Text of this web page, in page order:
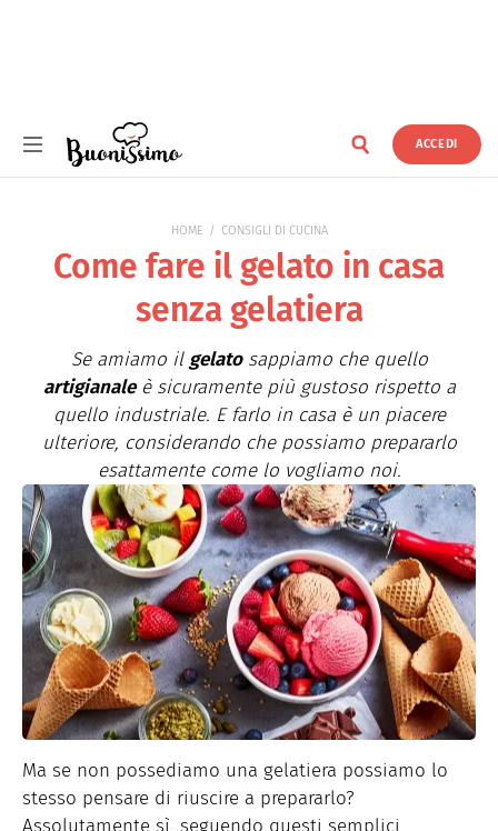
ACCEDI
HOME CONSIGLI DI CUCINA
Come fare il gelato in casa
senza gelatiera
Se amiamo il gelatosappiamo che quello
artigianaleè sicuramente più gustoso rispetto a
quello industriale. E farlo in casa è un piacere
ulteriore, considerando che possiamo prepararlo
esattamente come lo vogliamo noi.
Ma se non possediamo una gelatiera possiamo lo
stesso pensare di riuscire a prepararlo?
Assolutamente sì, seguendo questi semplici